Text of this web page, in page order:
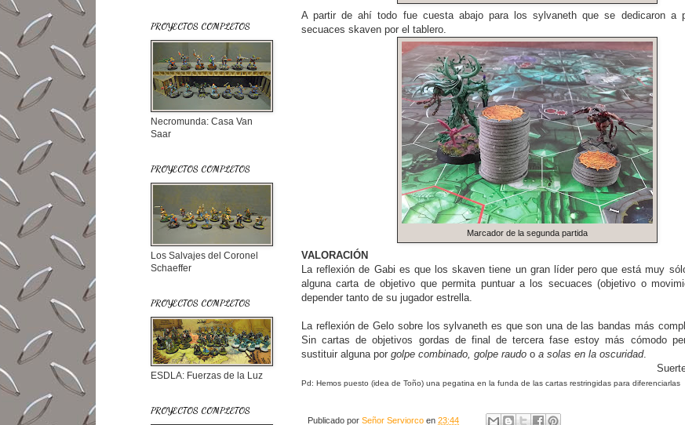
A partir de ahí todo fue cuesta abajo para los sylvaneth que se dedicaron a
secuaces skaven por el tablero.
Marcador de la segunda partida
VALORACIÓN
La reflexión de Gabi es que los skaven tiene un gran líder pero que está muy
alguna carta de objetivo que permita puntuar a los secuaces (objetivo o
depender tanto de su jugador estrella.
La reflexión de Gelo sobre los sylvaneth es que son una de las bandas más
Sin cartas de objetivos gordas de final de tercera fase estoy más cómodo
sustituir alguna por golpe combinado, golpe raudo o a solas en la oscuridad.
Pd: Hemos puesto (idea de Toño) una pegatina en la funda de las cartas restringidas para diferenciarlas
Publicado por Señor Serviorco en 23:44
PROYECTOS COMPLETOS
Necromunda: Casa Van
Saar
PROYECTOS COMPLETOS
Los Salvajes del Coronel
Schaeffer
PROYECTOS COMPLETOS
ESDLA: Fuerzas de la Luz
PROYECTOS COMPLETOS